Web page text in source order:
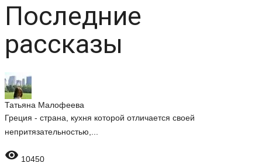
Последние
рассказы
Татьяна Малофеева
Греция - страна, кухня которой отличается своей
непритязательностью,...
 10450